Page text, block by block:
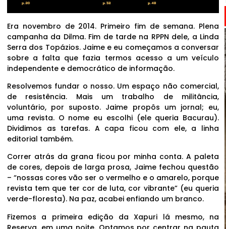
Era novembro de 2014. Primeiro fim de semana. Plena
campanha da Dilma. Fim de tarde na RPPN dele, a Linda
Serra dos Topázios. Jaime e eu começamos a conversar
sobre a falta que fazia termos acesso a um veículo
independente e democrático de informação.
Resolvemos fundar o nosso. Um espaço não comercial,
de resistência. Mais um trabalho de militância,
voluntário, por suposto. Jaime propôs um jornal; eu,
uma revista. O nome eu escolhi (ele queria Bacurau).
Dividimos as tarefas. A capa ficou com ele, a linha
editorial também.
Correr atrás da grana ficou por minha conta. A paleta
de cores, depois de larga prosa, Jaime fechou questão
– “nossas cores vão ser o vermelho e o amarelo, porque
revista tem que ter cor de luta, cor vibrante” (eu queria
verde-floresta). Na paz, acabei enfiando um branco.
Fizemos a primeira edição da Xapuri lá mesmo, na